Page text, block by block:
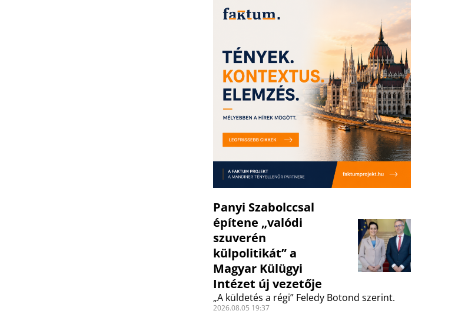
Panyi Szabolccsal
építene „valódi
szuverén
külpolitikát” a
Magyar Külügyi
Intézet új vezetője
„A küldetés a régi” Feledy Botond szerint.
2026.08.05 19:37